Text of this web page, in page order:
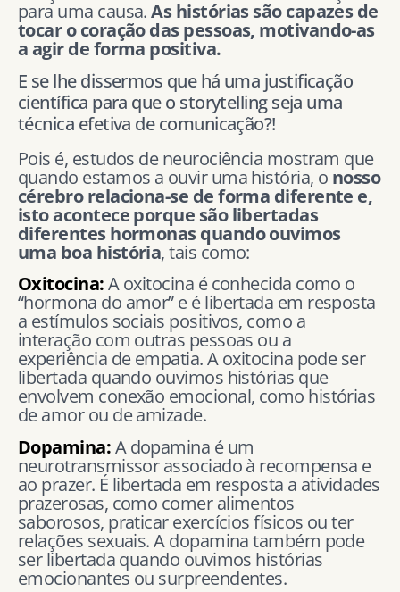
para uma causa.As histórias são capazes de
tocar o coração das pessoas, motivando-as
a agir de forma positiva.
E se lhe dissermos que há uma justificação
científica para que o storytelling seja uma
técnica efetiva de comunicação?!
Pois é, estudos de neurociência mostram que
quando estamos a ouvir uma história, o nosso
cérebro relaciona-se de forma diferente e,
isto acontece porque são libertadas
diferentes hormonas quando ouvimos
uma boa história, tais como:
Oxitocina:A oxitocina é conhecida como o
“hormona do amor” e é libertada em resposta
a estímulos sociais positivos, como a
interação com outras pessoas ou a
experiência de empatia. A oxitocina pode ser
libertada quando ouvimos histórias que
envolvem conexão emocional, como histórias
de amor ou de amizade.
Dopamina:A dopamina é um
neurotransmissor associado à recompensa e
ao prazer. É libertada em resposta a atividades
prazerosas, como comer alimentos
saborosos, praticar exercícios físicos ou ter
relações sexuais. A dopamina também pode
ser libertada quando ouvimos histórias
emocionantes ou surpreendentes.